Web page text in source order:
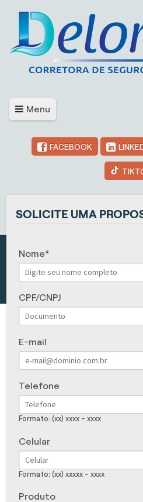
Menu
FACEBOOK
SOLICITE UMA
Nome
CPF/CNPJ
E-mail
Telefone
Formato: (xx) xxxx - xxxx
Celular
Formato: (xx) xxxxx - xxxx
Produto